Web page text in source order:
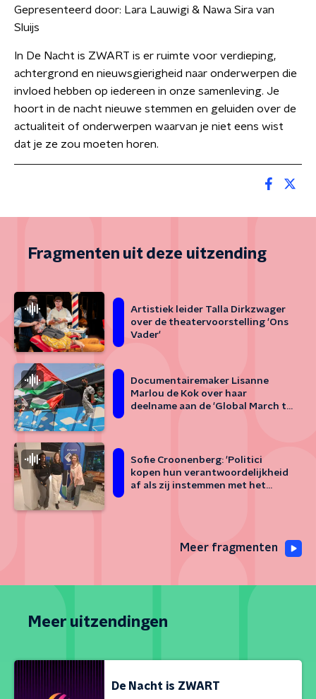
Gepresenteerd door: Lara Lauwigi & Nawa Sira van
Sluijs
In De Nacht is ZWART is er ruimte voor verdieping,
achtergrond en nieuwsgierigheid naar onderwerpen die
invloed hebben op iedereen in onze samenleving. Je
hoort in de nacht nieuwe stemmen en geluiden over de
actualiteit of onderwerpen waarvan je niet eens wist
dat je ze zou moeten horen.
Fragmenten uit deze uitzending
Artistiek leider Talla Dirkzwager
over de theatervoorstelling 'Ons
Vader'
Documentairemaker Lisanne
Marlou de Kok over haar
deelname aan de 'Global March to
Sofie Croonenberg: 'Politici
kopen hun verantwoordelijkheid
af als zij instemmen met het
Meer fragmenten
Meer uitzendingen
De Nacht is ZWART